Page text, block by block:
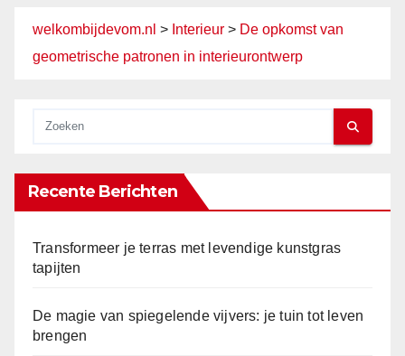
welkombijdevom.nl > Interieur > De opkomst van
geometrische patronen in interieurontwerp
Recente Berichten
Transformeer je terras met levendige kunstgras
tapijten
De magie van spiegelende vijvers: je tuin tot leven
brengen